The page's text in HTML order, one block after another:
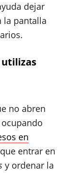
dejar
la pantalla
utilizas
no abren
en
entrar en
y ordenar la